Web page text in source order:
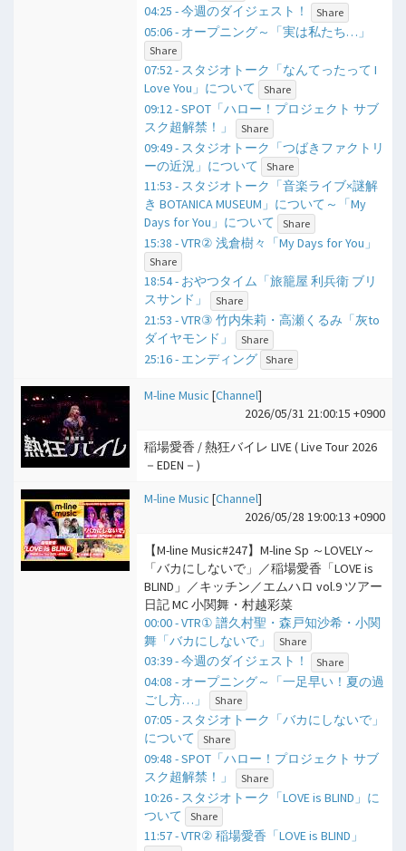
04:25 - 今週のダイジェスト！ Share
05:06 - オープニング～「実は私たち…」
Share
07:52 - スタジオトーク「なんてったって I
Love You」について
Share
09:12 - SPOT「ハロー！プロジェクト サブ
スク超解禁！」
Share
09:49 - スタジオトーク「つばきファクトリ
ーの近況」について
Share
11:53 - スタジオトーク「音楽ライブ×謎解
き BOTANICA MUSEUM」について～「My
Days for You」について
Share
15:38 - VTR② 浅倉樹々「My Days for You」
Share
18:54 - おやつタイム「旅籠屋 利兵衛 ブリ
スサンド」
Share
21:53 - VTR③ 竹内朱莉・高瀬くるみ「灰to
ダイヤモンド」
Share
25:16 - エンディング Share
M-line Music [Channel]
2026/05/31 21:00:15 +0900
稲場愛香 / 熱狂バイレ LIVE ( Live Tour 2026
－EDEN－)
M-line Music [Channel]
2026/05/28 19:00:13 +0900
【M-line Music#247】M-line Sp ～LOVELY～
「バカにしないで」／稲場愛香「LOVE is
BLIND」／キッチン／エムハロ vol.9 ツアー
日記 MC 小関舞・村越彩菜
00:00 - VTR① 譜久村聖・森戸知沙希・小関
舞「バカにしないで」
Share
03:39 - 今週のダイジェスト！ Share
04:08 - オープニング～「一足早い！夏の過
ごし方…」
Share
07:05 - スタジオトーク「バカにしないで」
について
Share
09:48 - SPOT「ハロー！プロジェクト サブ
スク超解禁！」
Share
10:26 - スタジオトーク「LOVE is BLIND」に
ついて
Share
11:57 - VTR② 稲場愛香「LOVE is BLIND」